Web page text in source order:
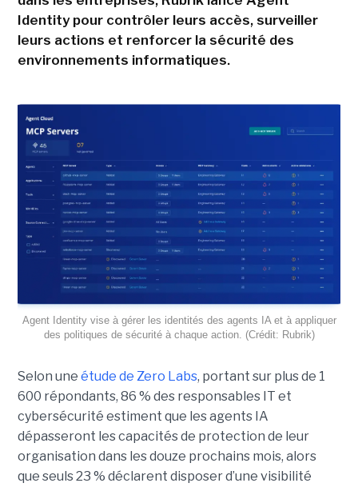
Identity pour contrôler leurs accès, surveiller
leurs actions et renforcer la sécurité des
environnements informatiques.
Agent Identity vise à gérer les identités des agents IA et à appliquer
des politiques de sécurité à chaque action. (Crédit: Rubrik)
Selon une étude de Zero Labs, portant sur plus de 1
600 répondants, 86 % des responsables IT et
cybersécurité estiment que les agents IA
dépasseront les capacités de protection de leur
organisation dans les douze prochains mois, alors
que seuls 23 % déclarent disposer d’une visibilité